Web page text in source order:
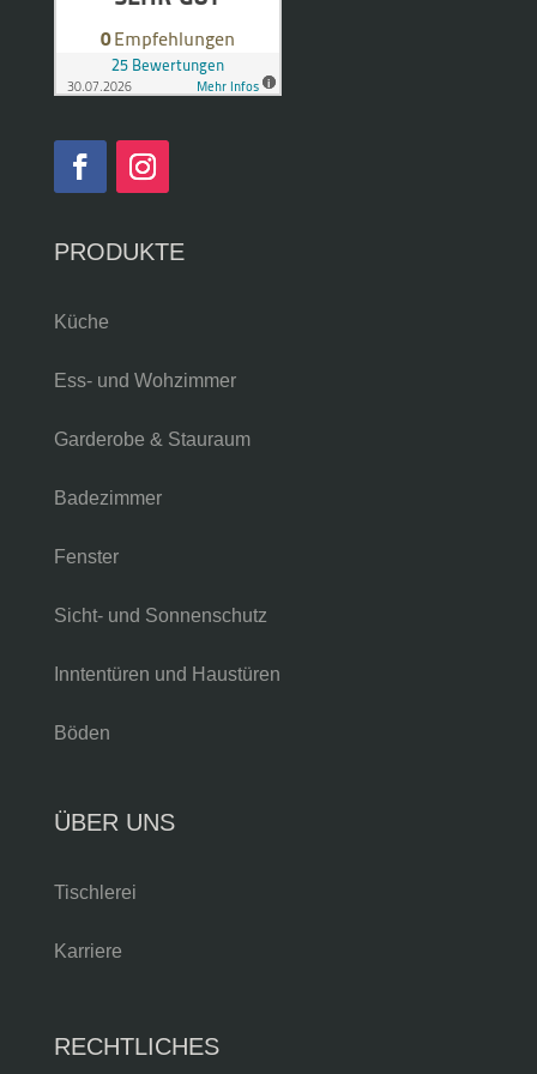
PRODUKTE
Küche
Ess- und Wohzimmer
Garderobe & Stauraum
Badezimmer
Fenster
Sicht- und Sonnenschutz
Inntentüren und Haustüren
Böden
ÜBER UNS
Tischlerei
Karriere
RECHTLICHES